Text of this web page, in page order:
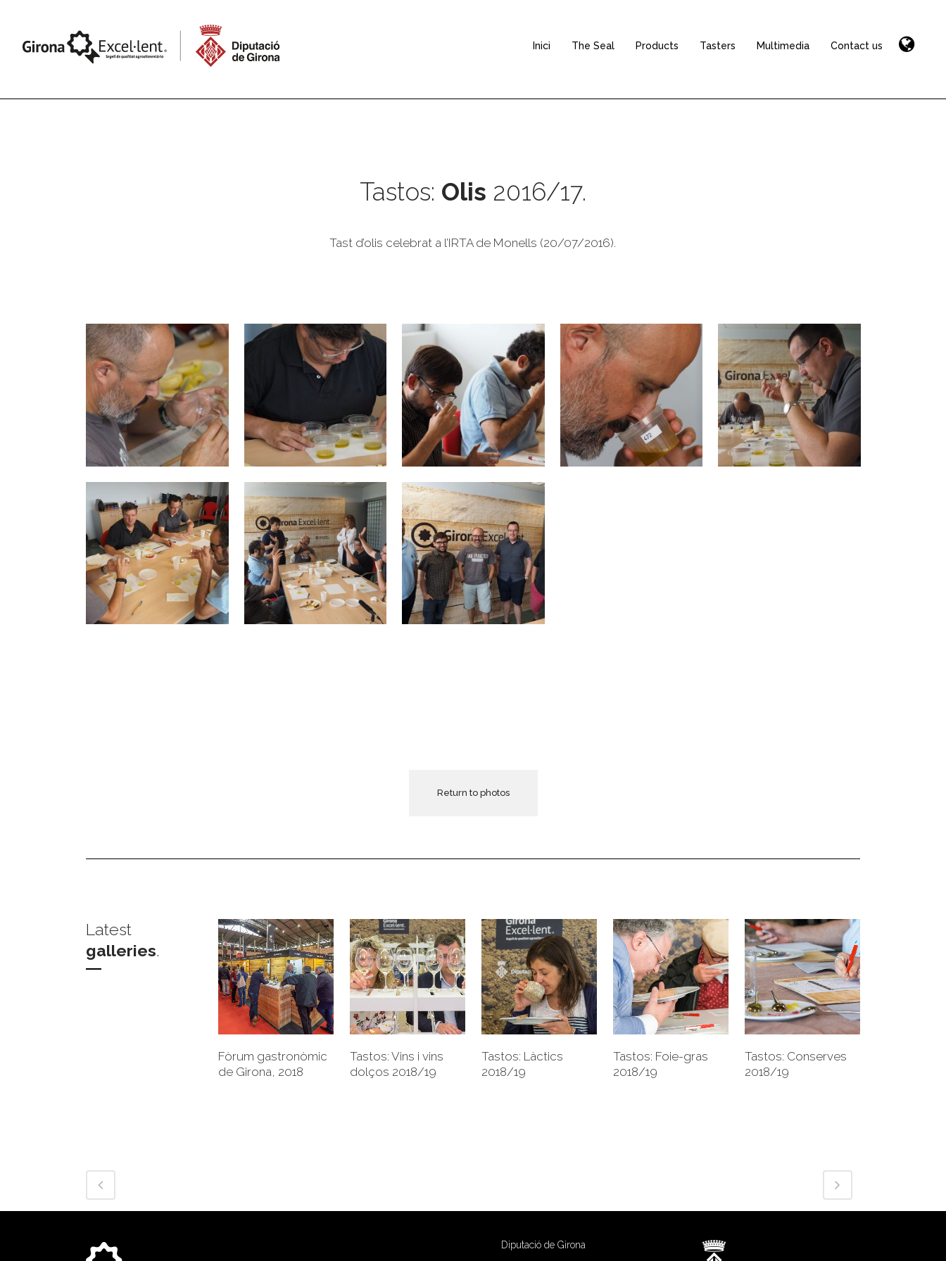
Inici The Seal Products Tasters Multimedia Contact us
Tastos: Olis 2016/17.
Tast d’olis celebrat a l’IRTA de Monells (20/07/2016).
Return to photos
Latest
galleries.
+
Fòrum gastronòmic
de Girona, 2018
+
Tastos: Vins i vins
dolços 2018/19
+
Tastos: Làctics
2018/19
+
Tastos: Foie-gras
2018/19
+
Tastos: Conserves
2018/19
Diputació de Girona